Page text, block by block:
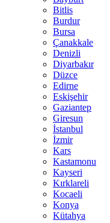
Bitlis
Burdur
Bursa
Çanakkale
Denizli
Diyarbakır
Düzce
Edirne
Eskişehir
Gaziantep
Giresun
İstanbul
İzmir
Kars
Kastamonu
Kayseri
Kırklareli
Kocaeli
Konya
Kütahya